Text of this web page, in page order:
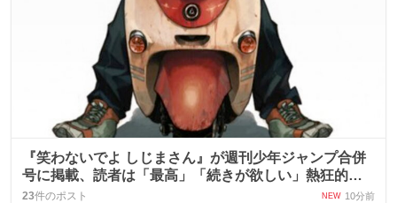
『笑わないでよ しじまさん』が週刊少年ジャンプ合併
号に掲載、読者は「最高」「続きが欲しい」熱狂的な
反応
23件のポスト NEW 10分前